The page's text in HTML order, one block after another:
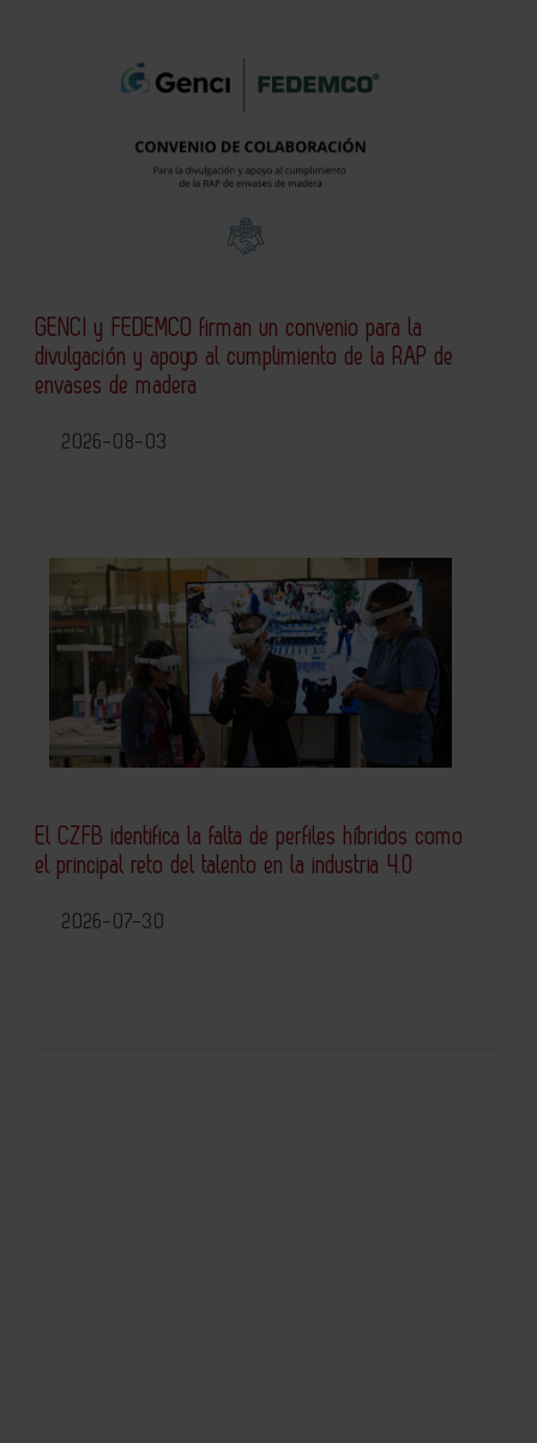
GENCI y FEDEMCO firman un convenio para la
divulgación y apoyo al cumplimiento de la RAP de
envases de madera
2026-08-03
El CZFB identifica la falta de perfiles híbridos como
el principal reto del talento en la industria 4.0
2026-07-30